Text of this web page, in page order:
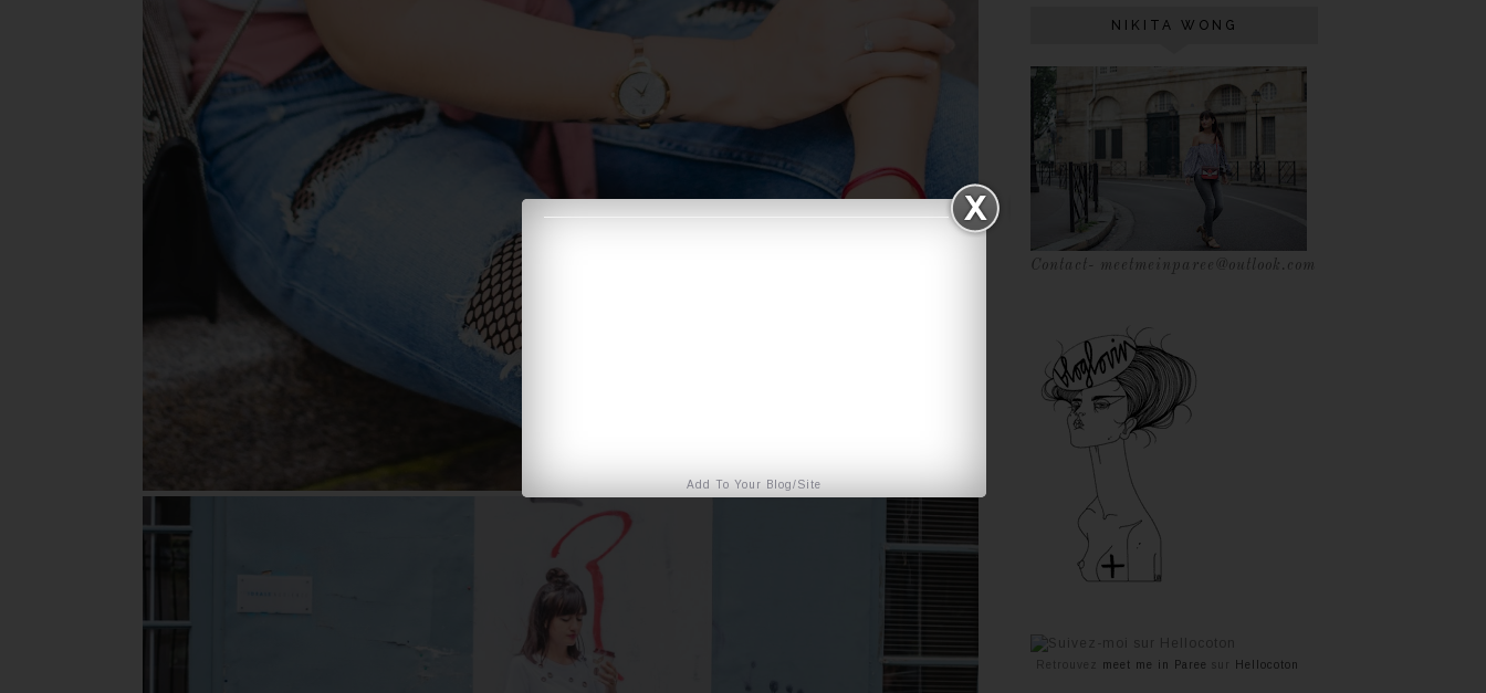
NIKITA WONG
Contact- meetmeinparee@outlook.com
Retrouvez meet me in Paree Hellocoton
Add To Your Blog/Site